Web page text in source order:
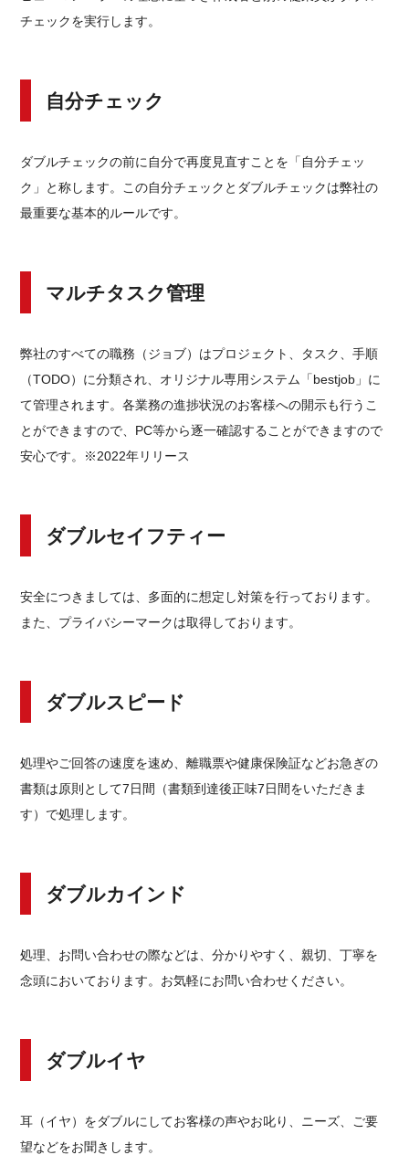
チェックを実行します。
自分チェック
ダブルチェックの前に自分で再度見直すことを「自分チェッ
ク」と称します。この自分チェックとダブルチェックは弊社の
最重要な基本的ルールです。
マルチタスク管理
弊社のすべての職務（ジョブ）はプロジェクト、タスク、手順
（TODO）に分類され、オリジナル専用システム「bestjob」に
て管理されます。各業務の進捗状況のお客様への開示も行うこ
とができますので、PC等から逐一確認することができますので
安心です。※2022年リリース
ダブルセイフティー
安全につきましては、多面的に想定し対策を行っております。
また、プライバシーマークは取得しております。
ダブルスピード
処理やご回答の速度を速め、離職票や健康保険証などお急ぎの
書類は原則として7日間（書類到達後正味7日間をいただきま
す）で処理します。
ダブルカインド
処理、お問い合わせの際などは、分かりやすく、親切、丁寧を
念頭においております。お気軽にお問い合わせください。
ダブルイヤ
耳（イヤ）をダブルにしてお客様の声やお叱り、ニーズ、ご要
望などをお聞きします。